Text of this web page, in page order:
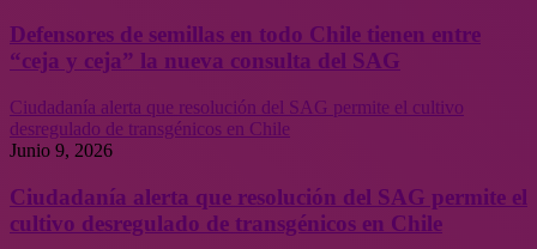
Defensores de semillas en todo Chile tienen entre
“ceja y ceja” la nueva consulta del SAG
Ciudadanía alerta que resolución del SAG permite el cultivo
desregulado de transgénicos en Chile
Junio 9, 2026
Ciudadanía alerta que resolución del SAG permite el
cultivo desregulado de transgénicos en Chile